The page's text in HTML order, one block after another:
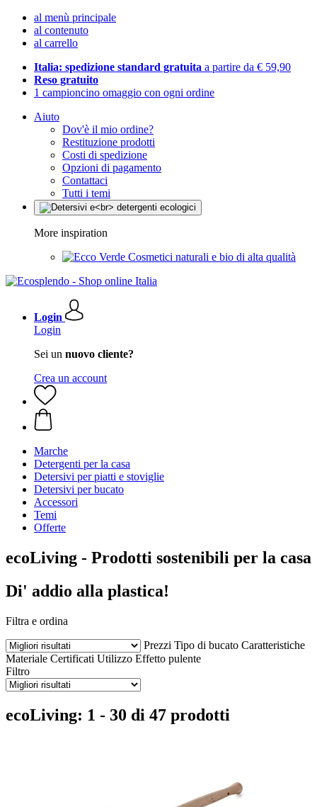
al menù principale
al contenuto
al carrello
Italia: spedizione standard gratuita a partire da € 59,90
Reso gratuito
1 campioncino omaggio con ogni ordine
Aiuto
Dov'è il mio ordine?
Restituzione prodotti
Costi di spedizione
Opzioni di pagamento
Contattaci
Tutti i temi
More inspiration
Cosmetici naturali e bio di alta qualità
Login
Login
Sei un nuovo cliente?
Crea un account
Marche
Detergenti per la casa
Detersivi per piatti e stoviglie
Detersivi per bucato
Accessori
Temi
Offerte
ecoLiving - Prodotti sostenibili per la casa
Di' addio alla plastica!
Filtra e ordina
Prezzi Tipo di bucato Caratteristiche
Materiale Certificati Utilizzo Effetto pulente
Filtro
ecoLiving: 1 - 30 di 47 prodotti